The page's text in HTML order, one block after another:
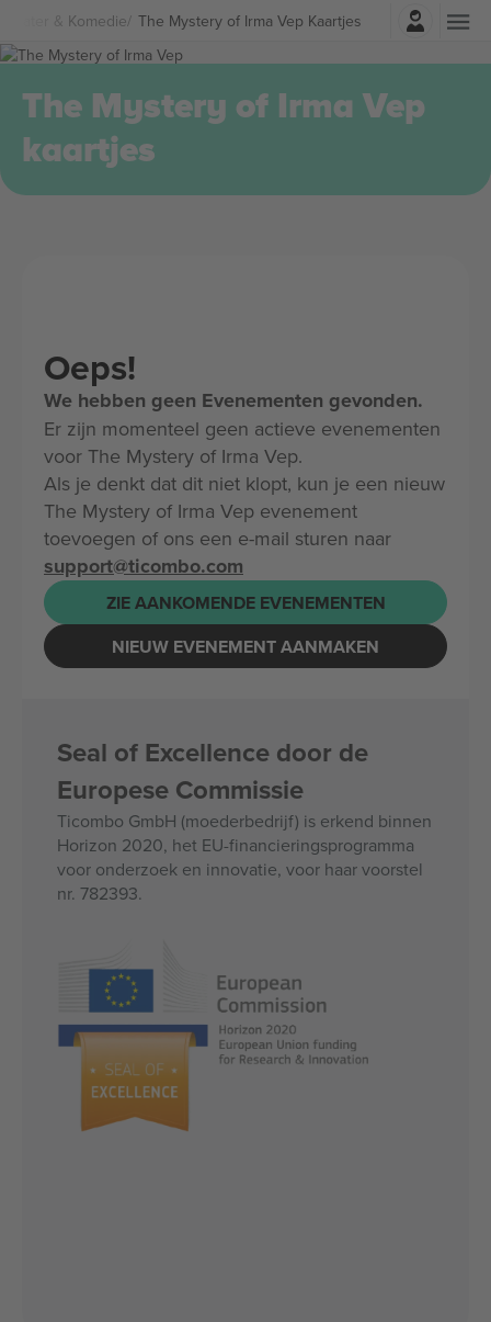
& Komedie The Mystery of Irma Vep Kaartjes
Log in
The Mystery of Irma Vep
kaartjes
Oeps!
We hebben geen Evenementen gevonden.
Er zijn momenteel geen actieve evenementen
voor The Mystery of Irma Vep.
Als je denkt dat dit niet klopt, kun je een nieuw
The Mystery of Irma Vep evenement
toevoegen of ons een e-mail sturen naar
support@ticombo.com
ZIE AANKOMENDE EVENEMENTEN
NIEUW EVENEMENT AANMAKEN
Seal of Excellence door de
Europese Commissie
Ticombo GmbH (moederbedrijf) is erkend binnen
Horizon 2020, het EU-financieringsprogramma
voor onderzoek en innovatie, voor haar voorstel
nr. 782393.